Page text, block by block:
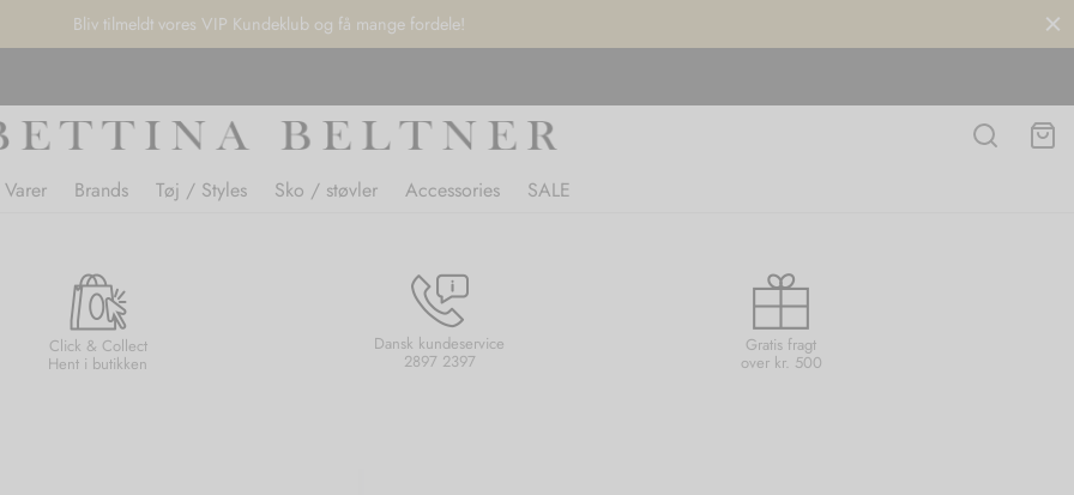
Bliv tilmeldt vores VIP Kundeklub og få mange fordele!
Brands Tøj / Styles Sko / støvler Accessories SALE
Click & Collect
Hent i butikken
Dansk kundeservice
2897 2397
Gratis fragt
over kr. 500